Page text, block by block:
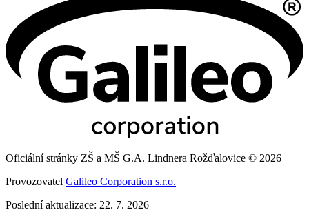
Oficiální stránky ZŠ a MŠ G.A. Lindnera Rožďalovice © 2026
Provozovatel Galileo Corporation s.r.o.
Poslední aktualizace: 22. 7. 2026